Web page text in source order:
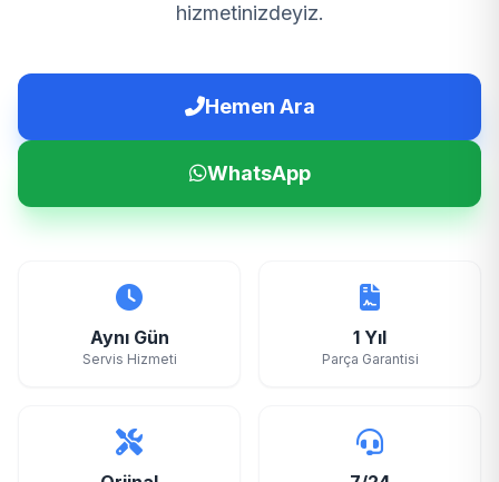
hizmetinizdeyiz.
Hemen Ara
WhatsApp
Aynı Gün
Servis Hizmeti
1 Yıl
Parça Garantisi